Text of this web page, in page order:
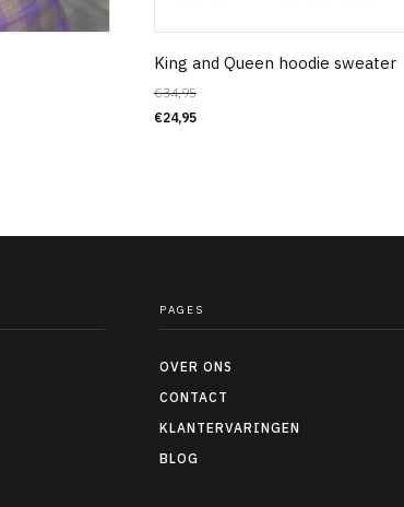
King and Queen hoodie sweater
€34,95
€24,95
PAGES
OVER ONS
CONTACT
KLANTERVARINGEN
BLOG